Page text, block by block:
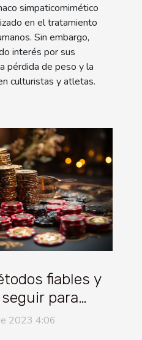
simpaticomimético
en el tratamiento
Sin embargo,
interés por sus
pérdida de peso y la
culturistas y atletas.
fiables y
para
ganancias
2023 4:06